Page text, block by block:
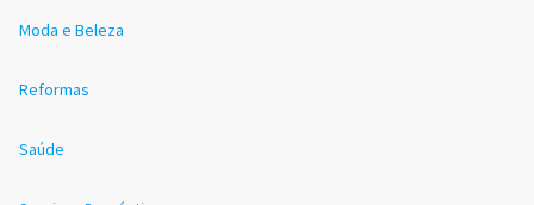
Moda e Beleza
Reformas
Saúde